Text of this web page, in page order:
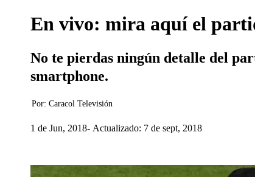
En vivo: mira aquí el
No te pierdas ningún detalle del
smartphone.
Por: Caracol Televisión
1 de Jun, 2018 Actualizado: 7 de sept, 2018